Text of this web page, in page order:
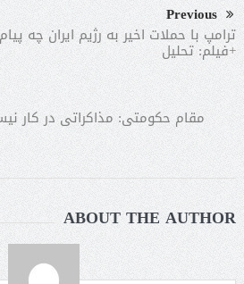
Previous
ترامپ با حملات اخیر به رژیم ایران چه
+فیلم: تحلیل
مقام حکومتی: مذاکراتی در کار
ABOUT THE AUTHOR